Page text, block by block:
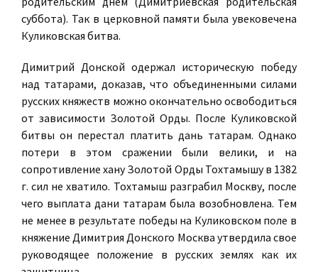
суббота). Так в церковной памяти была увековечена
Куликовская битва.
Димитрий Донской одержал историческую победу
над татарами, доказав, что объединенными силами
русских княжеств можно окончательно освободиться
от зависимости Золотой Орды. После Куликовской
битвы он перестал платить дань татарам. Однако
потери в этом сражении были велики, и на
сопротивление хану Золотой Орды Тохтамышу в 1382
г. сил не хватило. Тохтамыш разграбил Москву, после
чего выплата дани татарам была возобновлена. Тем
не менее в результате победы на Куликовском поле в
княжение Димитрия Донского Москва утвердила свое
руководящее положение в русских землях как их